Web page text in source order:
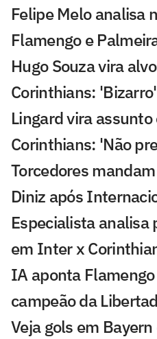
Felipe Melo analisa
Flamengo e
Hugo Souza vira
Corinthians: 'Bizarro'
Lingard vira
Corinthians: 'Não
Torcedores
Diniz após
Especialista
em Inter x
IA aponta
campeão da
Veja gols em